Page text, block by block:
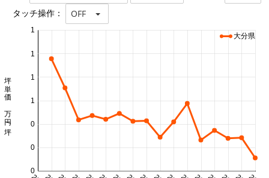
タッチ操作： OFF
0
0
0
1
1
1
1
坪単価 万円/坪
大分県